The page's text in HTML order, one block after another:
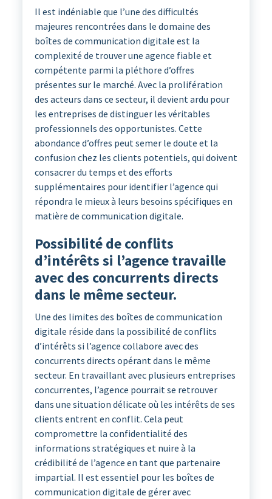
Il est indéniable que l’une des difficultés
majeures rencontrées dans le domaine des
boîtes de communication digitale est la
complexité de trouver une agence fiable et
compétente parmi la pléthore d’offres
présentes sur le marché. Avec la prolifération
des acteurs dans ce secteur, il devient ardu pour
les entreprises de distinguer les véritables
professionnels des opportunistes. Cette
abondance d’offres peut semer le doute et la
confusion chez les clients potentiels, qui doivent
consacrer du temps et des efforts
supplémentaires pour identifier l’agence qui
répondra le mieux à leurs besoins spécifiques en
matière de communication digitale.
Possibilité de conflits
d’intérêts si l’agence travaille
avec des concurrents directs
dans le même secteur.
Une des limites des boîtes de communication
digitale réside dans la possibilité de conflits
d’intérêts si l’agence collabore avec des
concurrents directs opérant dans le même
secteur. En travaillant avec plusieurs entreprises
concurrentes, l’agence pourrait se retrouver
dans une situation délicate où les intérêts de ses
clients entrent en conflit. Cela peut
compromettre la confidentialité des
informations stratégiques et nuire à la
crédibilité de l’agence en tant que partenaire
impartial. Il est essentiel pour les boîtes de
communication digitale de gérer avec